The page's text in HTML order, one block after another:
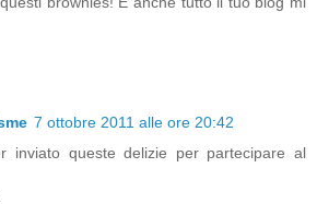
7 ottobre 2011 alle ore 20:42
inviato queste delizie per partecipare al